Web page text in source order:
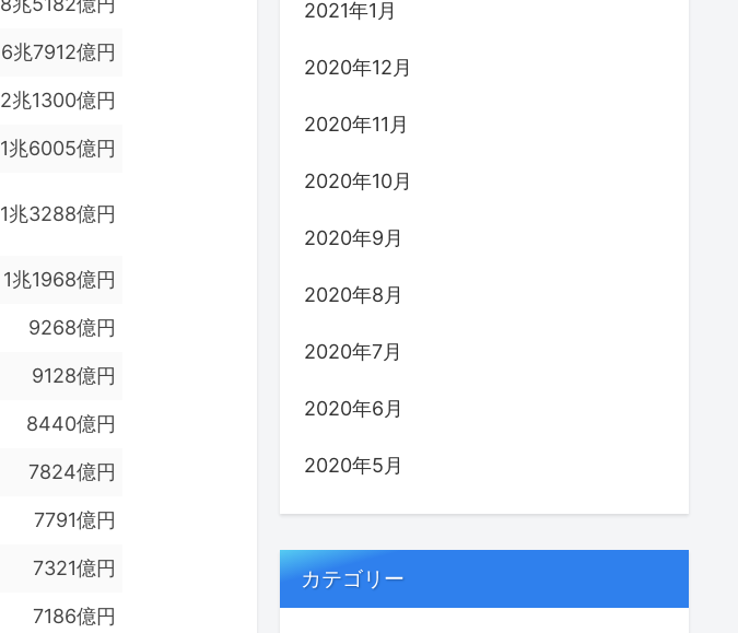
6兆7912億円
2兆1300億円
1兆6005億円
1兆3288億円
1兆1968億円
9268億円
9128億円
8440億円
7824億円
7791億円
7321億円
7186億円
2021年1月
2020年12月
2020年11月
2020年10月
2020年9月
2020年8月
2020年7月
2020年6月
2020年5月
カテゴリー